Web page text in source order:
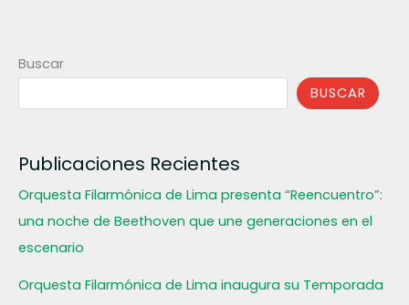
Buscar
BUSCAR
Publicaciones Recientes
Orquesta Filarmónica de Lima presenta “Reencuentro”:
una noche de Beethoven que une generaciones en el
escenario
Orquesta Filarmónica de Lima inaugura su Temporada